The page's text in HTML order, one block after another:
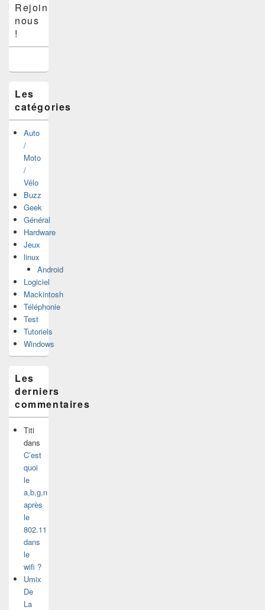
principale
de
widget
latérale
Rejoins-
nous
!
Les
catégories
Auto
/
Moto
/
Vélo
Buzz
Geek
Général
Hardware
Jeux
linux
Android
Logiciel
Mackintosh
Téléphonie
Test
Tutoriels
Windows
Les
derniers
commentaires
Titi
dans
C’est
quoi
le
a,b,g,n
après
le
802.11
dans
le
wifi ?
Umix
De
La